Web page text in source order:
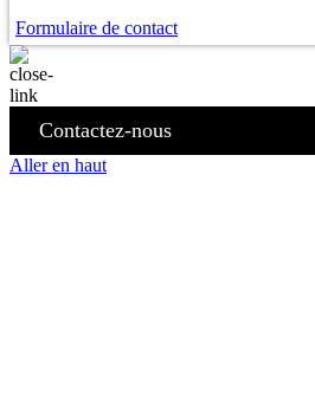
Formulaire de contact
Contactez-nous
Aller en haut